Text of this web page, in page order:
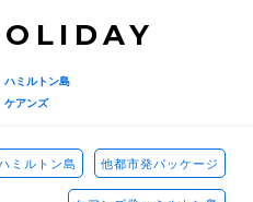
ハミルトン島
ケアンズ
ミルトン島 他都市発パッケージ